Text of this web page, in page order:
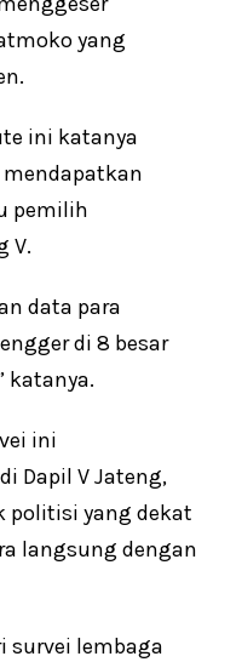
yang
ini katanya
pemilih
V.
data para
di 8 besar
katanya.
ini
Dapil V Jateng,
politisi yang dekat
langsung dengan
survei lembaga